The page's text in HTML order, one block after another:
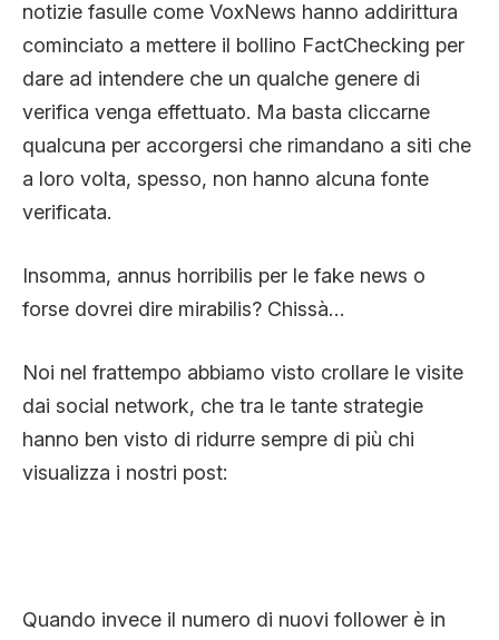
notizie fasulle come VoxNews hanno addirittura
cominciato a mettere il bollino FactChecking per
dare ad intendere che un qualche genere di
verifica venga effettuato. Ma basta cliccarne
qualcuna per accorgersi che rimandano a siti che
a loro volta, spesso, non hanno alcuna fonte
verificata.
Insomma, annus horribilis per le fake news o
forse dovrei dire mirabilis? Chissà…
Noi nel frattempo abbiamo visto crollare le visite
dai social network, che tra le tante strategie
hanno ben visto di ridurre sempre di più chi
visualizza i nostri post:
Quando invece il numero di nuovi follower è in